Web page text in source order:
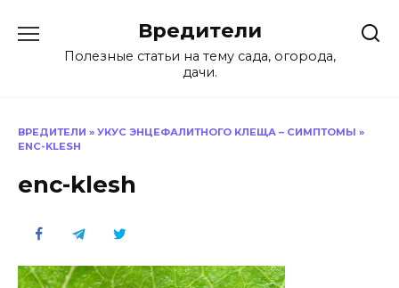
содержанию
Вредители
Полезные статьи на тему сада, огорода,
дачи.
ВРЕДИТЕЛИ » УКУС ЭНЦЕФАЛИТНОГО КЛЕЩА – СИМПТОМЫ »
ENC-KLESH
enc-klesh